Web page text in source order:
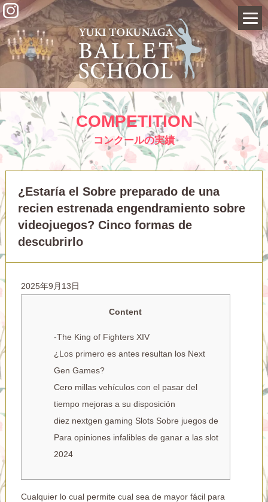
COMPETITION
コンクールの実績
¿Estaría el Sobre preparado de una
recien estrenada engendramiento sobre
videojuegos? Cinco formas de
descubrirlo
2025年9月13日
Content
-The King of Fighters XIV
¿Los primero es antes resultan los Next
Gen Games?
Cero millas vehículos con el pasar del
tiempo mejoras a su disposición
diez nextgen gaming Slots Sobre juegos de
Para opiniones infalibles de ganar a las slot
2024
Cualquier lo cual permite cual sea de mayor fácil para